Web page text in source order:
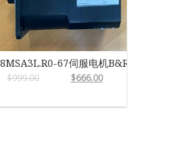
8MSA3L.R0-67伺服电机B&R
$999.00 $666.00